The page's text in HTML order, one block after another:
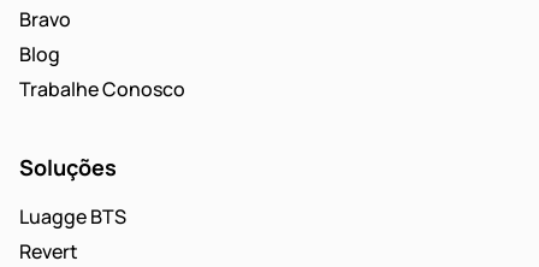
Bravo
Blog
Trabalhe Conosco
Soluções
Luagge BTS
Revert